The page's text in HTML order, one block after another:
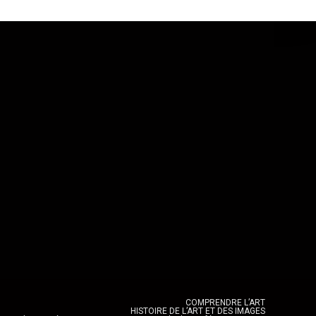
COMPRENDRE L’ART
HISTOIRE DE L’ART ET DES IMAGES